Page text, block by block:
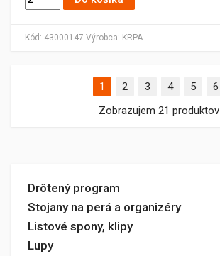
Drôtený program
Stojany na perá a organizéry
Listové spony, klipy
Lupy
Kód: 43000147 Výrobca: KRPA
1 2 3 4 5
6
Zobrazujem 21 produktov